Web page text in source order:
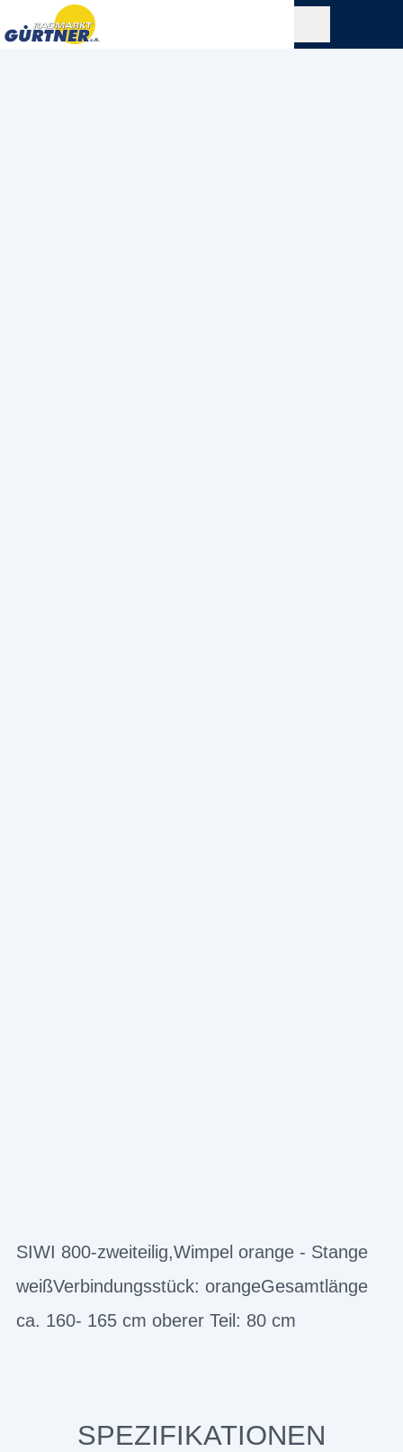
SIWI 800-zweiteilig,Wimpel orange - Stange
weißVerbindungsstück: orangeGesamtlänge
ca. 160- 165 cm oberer Teil: 80 cm
SPEZIFIKATIONEN